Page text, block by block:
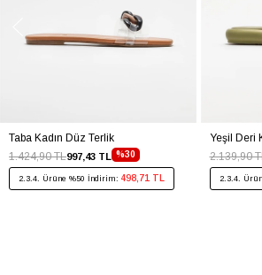
Taba Kadın Düz Terlik
%30
997,43 TL
1.424,90 TL
2.3.4. Ürüne %50 İndirim: 498,71 TL
Yeşil Deri
2.139,90
2.3.4.